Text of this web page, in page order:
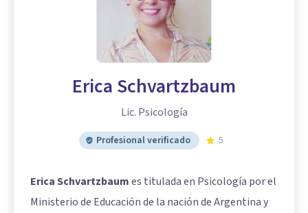
Erica Schvartzbaum
Lic. Psicología
Profesional verificado 5
Erica Schvartzbaumes titulada en Psicología por el
Ministerio de Educación de la nación de Argentina y